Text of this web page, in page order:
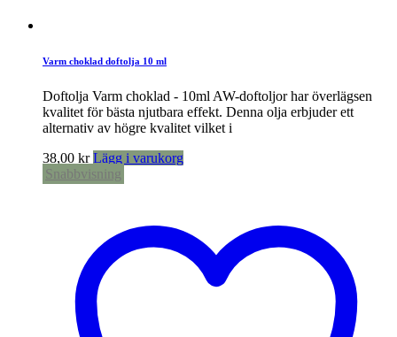
Varm choklad doftolja 10 ml
Doftolja Varm choklad - 10ml AW-doftoljor har överlägsen
kvalitet för bästa njutbara effekt. Denna olja erbjuder ett
alternativ av högre kvalitet vilket i
38,00 kr Lägg i varukorg
Snabbvisning